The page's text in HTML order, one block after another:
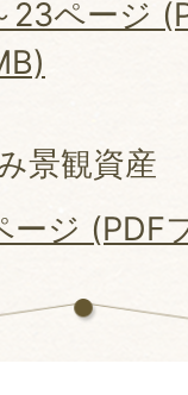
23ページ
景観資産
ージ (PDF